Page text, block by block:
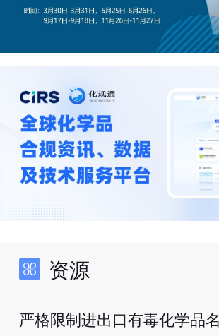
资源
严格限制进出口有毒化学品